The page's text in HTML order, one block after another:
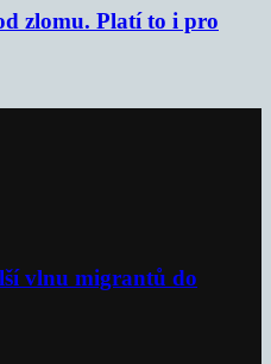
zlomu. Platí to i pro
vlnu migrantů do